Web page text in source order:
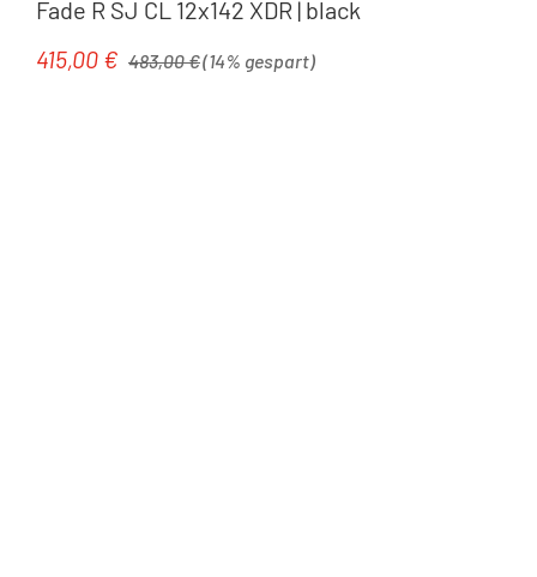
Fade R SJ CL 12x142 XDR | black
Verkaufspreis:
415,00 € Regulärer Preis:
483,00 €(14% gespart)